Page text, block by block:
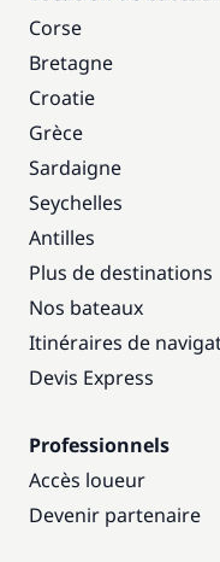
Corse
Bretagne
Croatie
Grèce
Sardaigne
Seychelles
Antilles
Plus de destinations
Nos bateaux
Itinéraires de
Devis Express
Professionnels
Accès loueur
Devenir partenaire